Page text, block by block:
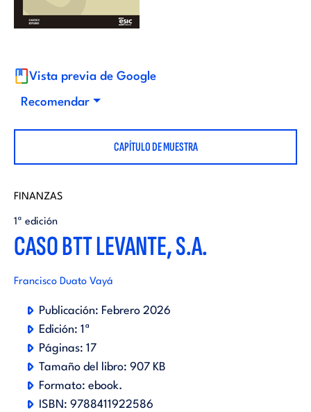
d
r
i
a
o
r
a
Vista previa de Google
Recomendar
CAPÍTULO DE MUESTRA
FINANZAS
1ª edición
CASO BTT LEVANTE, S.A.
Francisco Duato Vayá
Publicación: Febrero 2026
Edición: 1ª
Páginas: 17
Tamaño del libro: 907 KB
Formato: ebook.
ISBN: 9788411922586